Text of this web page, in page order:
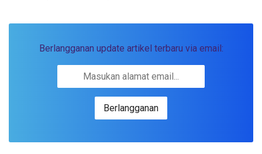
Berlangganan update artikel terbaru via email: